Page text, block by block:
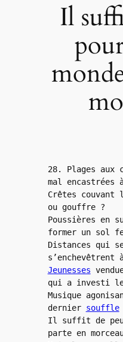
Il
28. Plages aux
mal encastrées
Crêtes couvant
ou gouffre ?
Poussières en
former un sol
Distances qui
s’enchevêtrent
Jeunesses
qui a investi le
Musique
dernier souffle
Il suffit de peu
parte en